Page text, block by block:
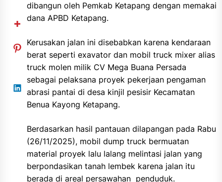
dibangun oleh Pemkab Ketapang dengan memakai
dana APBD Ketapang.
Kerusakan jalan ini disebabkan karena kendaraan
berat seperti exavator dan mobil truck mixer alias
truck molen milik CV Mega Buana Persada
sebagai pelaksana proyek pekerjaan pengaman
abrasi pantai di desa kinjil pesisir Kecamatan
Benua Kayong Ketapang.
Berdasarkan hasil pantauan dilapangan pada Rabu
(26/11/2025), mobil dump truck bermuatan
material proyek lalu lalang melintasi jalan yang
berpondasikan tanah lembek karena jalan itu
berada di areal persawahan penduduk.